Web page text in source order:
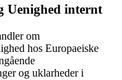
Uenighed internt
om
hos Europaeiske
og uklarheder i